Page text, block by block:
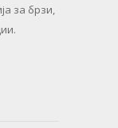
за брзи,